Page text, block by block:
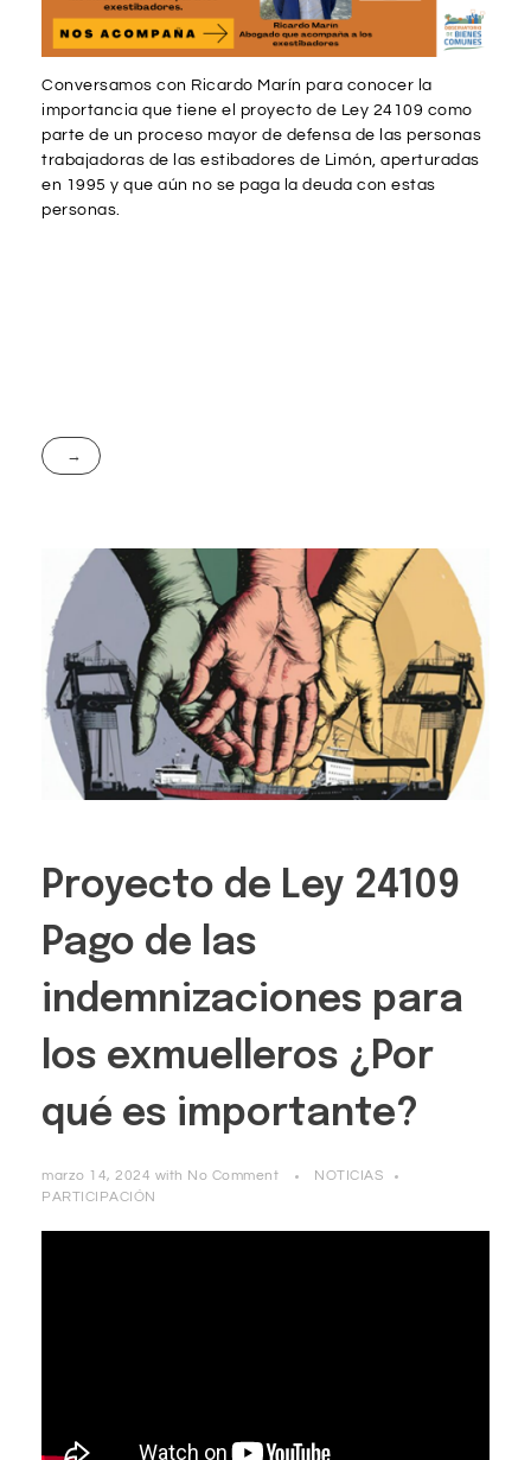
Conversamos con Ricardo Marín para conocer la
importancia que tiene el proyecto de Ley 24109 como
parte de un proceso mayor de defensa de las personas
trabajadoras de las estibadores de Limón, aperturadas
en 1995 y que aún no se paga la deuda con estas
personas.
Proyecto de Ley 24109
Pago de las
indemnizaciones para
los exmuelleros ¿Por
qué es importante?
marzo 14, 2024 with No Comment
NOTICIAS
PARTICIPACIÓN